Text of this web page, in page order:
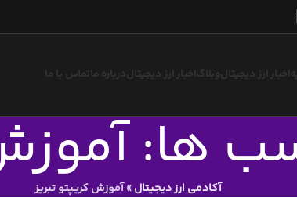
اخبار ارز دیجیتالوبلاگ اخبار ارز دیجیتالدرباره ماتماس با ما
ها:
آکادمی ارز دیجیتال»آموزش کریپتو تبریز